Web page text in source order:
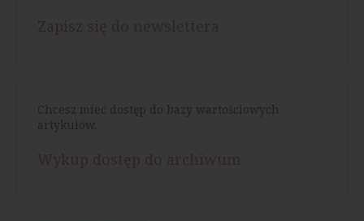
Chcesz mieć dostęp do bazy wartościowych
artykułów.